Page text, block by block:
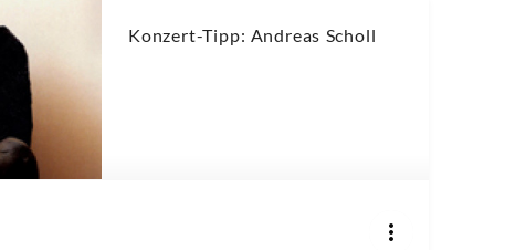
Konzert-Tipp: Andreas Scholl